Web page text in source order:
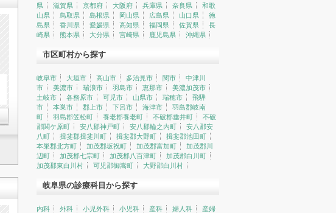
県
滋賀県 京都府 大阪府 兵庫県 奈良県
和歌
山県
鳥取県 島根県 岡山県 広島県 山口県
徳
島県
香川県 愛媛県 高知県 福岡県 佐賀県
長
崎県
熊本県 大分県 宮崎県 鹿児島県 沖縄県
市区町村から探す
岐阜市 大垣市 高山市 多治見市 関市
中津川
市
美濃市 瑞浪市 羽島市 恵那市
美濃加茂市
土岐市
各務原市 可児市 山県市 瑞穂市
飛騨
市
本巣市 郡上市 下呂市 海津市
羽島郡岐南
町
羽島郡笠松町 養老郡養老町 不破郡垂井町
不破
郡関ケ原町
安八郡神戸町 安八郡輪之内町
安八郡安
八町
揖斐郡揖斐川町 揖斐郡大野町
揖斐郡池田町
本巣郡北方町
加茂郡坂祝町 加茂郡富加町
加茂郡川
辺町
加茂郡七宗町 加茂郡八百津町
加茂郡白川町
加茂郡東白川村
可児郡御嵩町 大野郡白川村
岐阜県の診療科目から探す
内科 外科 小児外科 小児科 産科 婦人科
産婦